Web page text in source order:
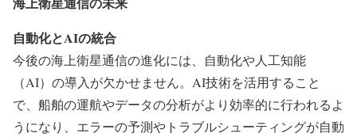
自動化とAIの統合
今後の海上衛星通信の進化には、自動化や人工知能
（AI）の導入が欠かせません。AI技術を活用すること
で、船舶の運航やデータの分析がより効率的に行われるよ
うになり、エラーの予測やトラブルシューティングが自動